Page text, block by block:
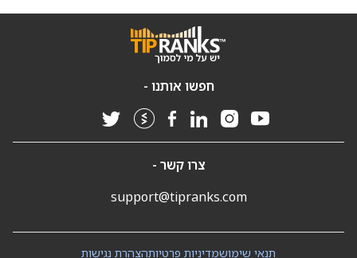
חפשו אותנו -
צרו קשר -
support@tipranks.com
הצהרת נגישותמדיניות פרטיותתנאי שימוש